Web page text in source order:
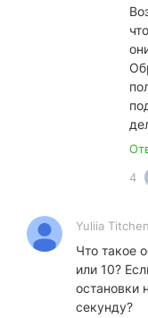
4
Yuliia
Что такое
или 10?
остановки
секунду?